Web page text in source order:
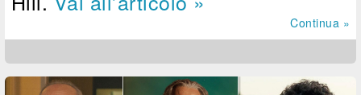
Continua »